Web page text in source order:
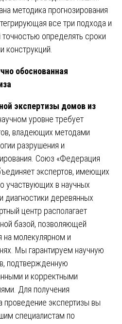
методика прогнозирования
все три подхода и
определять сроки
конструкций.
обоснованная
экспертизы домов из
уровне требует
владеющих методами
разрушения и
Союз «Федерация
экспертов, имеющих
участвующих в научных
диагностики деревянных
центр располагает
базой, позволяющей
на молекулярном и
Мы гарантируем научную
подтвержденную
и корректными
Для получения
проведение экспертизы вы
специалистам по